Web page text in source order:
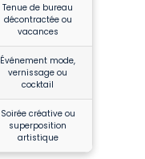
Tenue de bureau
décontractée ou
vacances
Événement mode,
vernissage ou
cocktail
Soirée créative ou
superposition
artistique